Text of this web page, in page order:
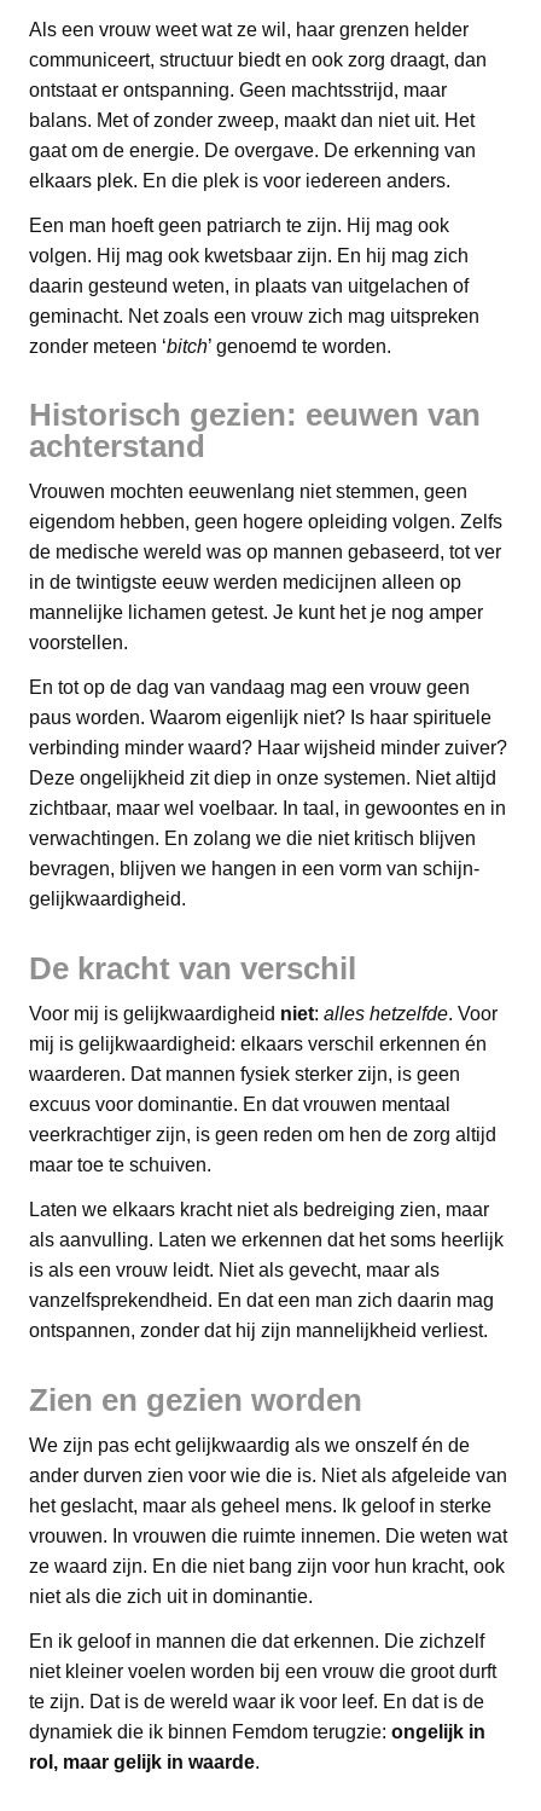
Als een vrouw weet wat ze wil, haar grenzen helder
communiceert, structuur biedt en ook zorg draagt, dan
ontstaat er ontspanning. Geen machtsstrijd, maar
balans. Met of zonder zweep, maakt dan niet uit. Het
gaat om de energie. De overgave. De erkenning van
elkaars plek. En die plek is voor iedereen anders.
Een man hoeft geen patriarch te zijn. Hij mag ook
volgen. Hij mag ook kwetsbaar zijn. En hij mag zich
daarin gesteund weten, in plaats van uitgelachen of
geminacht. Net zoals een vrouw zich mag uitspreken
zonder meteen ‘bitch’ genoemd te worden.
Historisch gezien: eeuwen van
achterstand
Vrouwen mochten eeuwenlang niet stemmen, geen
eigendom hebben, geen hogere opleiding volgen. Zelfs
de medische wereld was op mannen gebaseerd, tot ver
in de twintigste eeuw werden medicijnen alleen op
mannelijke lichamen getest. Je kunt het je nog amper
voorstellen.
En tot op de dag van vandaag mag een vrouw geen
paus worden. Waarom eigenlijk niet? Is haar spirituele
verbinding minder waard? Haar wijsheid minder zuiver?
Deze ongelijkheid zit diep in onze systemen. Niet altijd
zichtbaar, maar wel voelbaar. In taal, in gewoontes en in
verwachtingen. En zolang we die niet kritisch blijven
bevragen, blijven we hangen in een vorm van schijn-
gelijkwaardigheid.
De kracht van verschil
Voor mij is gelijkwaardigheid niet: alles hetzelfde. Voor
mij is gelijkwaardigheid: elkaars verschil erkennen én
waarderen. Dat mannen fysiek sterker zijn, is geen
excuus voor dominantie. En dat vrouwen mentaal
veerkrachtiger zijn, is geen reden om hen de zorg altijd
maar toe te schuiven.
Laten we elkaars kracht niet als bedreiging zien, maar
als aanvulling. Laten we erkennen dat het soms heerlijk
is als een vrouw leidt. Niet als gevecht, maar als
vanzelfsprekendheid. En dat een man zich daarin mag
ontspannen, zonder dat hij zijn mannelijkheid verliest.
Zien en gezien worden
We zijn pas echt gelijkwaardig als we onszelf én de
ander durven zien voor wie die is. Niet als afgeleide van
het geslacht, maar als geheel mens. Ik geloof in sterke
vrouwen. In vrouwen die ruimte innemen. Die weten wat
ze waard zijn. En die niet bang zijn voor hun kracht, ook
niet als die zich uit in dominantie.
En ik geloof in mannen die dat erkennen. Die zichzelf
niet kleiner voelen worden bij een vrouw die groot durft
te zijn. Dat is de wereld waar ik voor leef. En dat is de
dynamiek die ik binnen Femdom terugzie: ongelijk in
rol, maar gelijk in waarde.